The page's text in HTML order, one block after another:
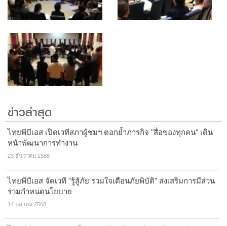
ข่าวล่าสุด
ไทยพีบีเอส เปิดเวทีสภาผู้ชมฯ ตอกย้ำภารกิจ "สื่อของทุกคน" เดิน
หน้าพัฒนาการทำงาน
23 ธันวาคม 2568
ไทยพีบีเอส จัดเวที "รู้สู้ภัย รวมใจเตือนภัยพิบัติ" ส่งเสริมการมีส่วน
ร่วมกำหนดนโยบาย
14 ตุลาคม 2568